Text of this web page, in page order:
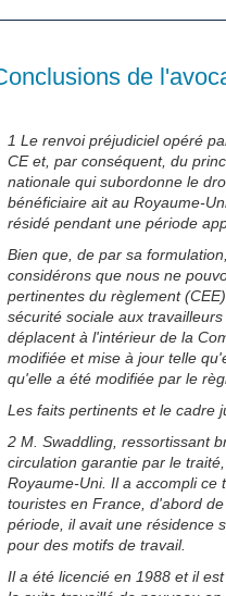
de
1 Le renvoi préjudiciel opéré
CE et, par conséquent, du
nationale qui subordonne le
bénéficiaire ait au Royaume-
résidé pendant une période
Bien que, de par sa
considérons que nous ne
pertinentes du règlement
sécurité sociale aux
déplacent à l'intérieur de la
modifiée et mise à jour telle
qu'elle a été modifiée par le
Les faits pertinents et le cadre
2 M. Swaddling, ressortissant
circulation garantie par le
Royaume-Uni. Il a accompli ce
touristes en France, d'abord
période, il avait une résidence
pour des motifs de travail.
Il a été licencié en 1988 et il